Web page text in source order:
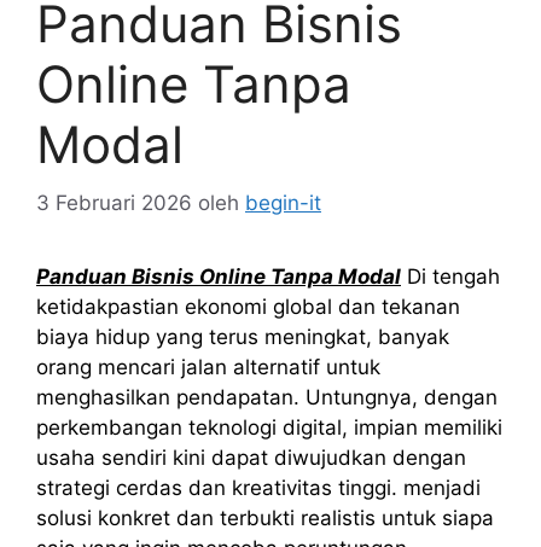
Panduan Bisnis
Online Tanpa
Modal
3 Februari 2026 oleh begin-it
Panduan Bisnis Online Tanpa Modal Di tengah
ketidakpastian ekonomi global dan tekanan
biaya hidup yang terus meningkat, banyak
orang mencari jalan alternatif untuk
menghasilkan pendapatan. Untungnya, dengan
perkembangan teknologi digital, impian memiliki
usaha sendiri kini dapat diwujudkan dengan
strategi cerdas dan kreativitas tinggi. menjadi
solusi konkret dan terbukti realistis untuk siapa